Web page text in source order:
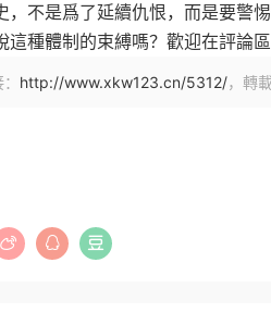
，不是爲了延續仇恨，而是要警
這種體制的束縛嗎？歡迎在評論
http://www.xkw123.cn/5312/，轉